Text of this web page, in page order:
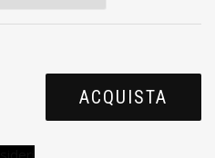
ACQUISTA